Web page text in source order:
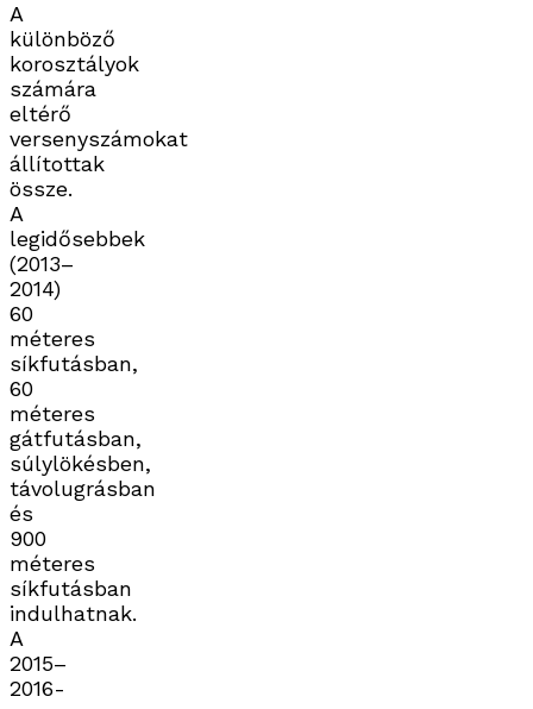
A
különböző
korosztályok
számára
eltérő
versenyszámokat
állítottak
össze.
A
legidősebbek
(2013–
2014)
60
méteres
síkfutásban,
60
méteres
gátfutásban,
súlylökésben,
távolugrásban
és
900
méteres
síkfutásban
indulhatnak.
A
2015–
2016-